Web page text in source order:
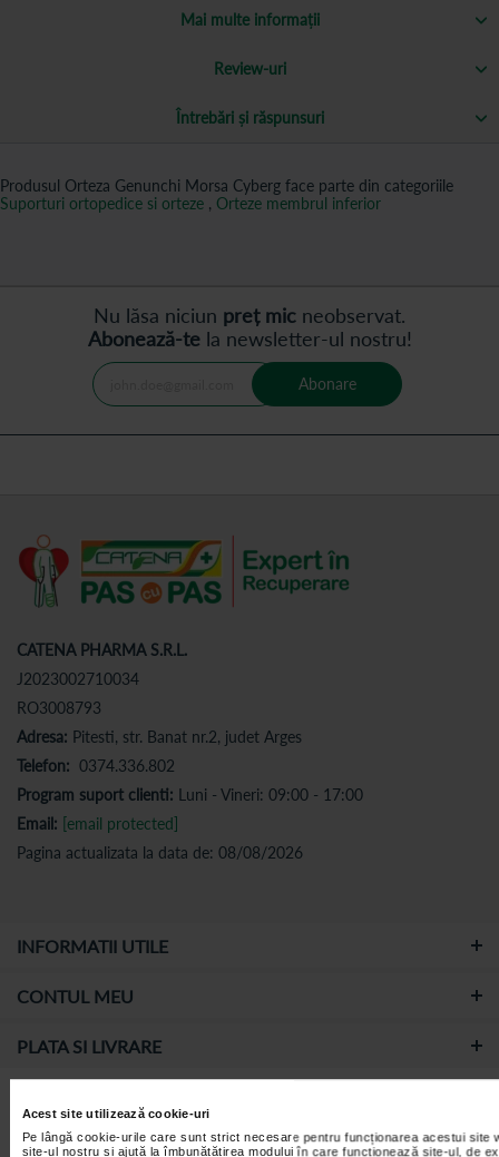
Acest site utilizează cookie-uri
Pe lângă cookie-urile care sunt strict necesare pentru funcționarea acestui
site-ul nostru și ajută la îmbunătățirea modului în care funcționează site-ul, de
Mai multe informații
Review-uri
Întrebări și răspunsuri
Produsul Orteza Genunchi Morsa Cyberg face parte din categoriile
Suporturi ortopedice si orteze , Orteze membrul inferior
Nu lăsa niciun preț mic neobservat.
Abonează-tela newsletter-ul nostru!
Abonare
CATENA PHARMA S.R.L.
J2023002710034
RO3008793
Adresa: Pitesti, str. Banat nr.2, judet Arges
Telefon: 0374.336.802
Program suport clienti: Luni - Vineri: 09:00 - 17:00
Email: [email protected]
Pagina actualizata la data de: 08/08/2026
INFORMATII UTILE
CONTUL MEU
PLATA SI LIVRARE